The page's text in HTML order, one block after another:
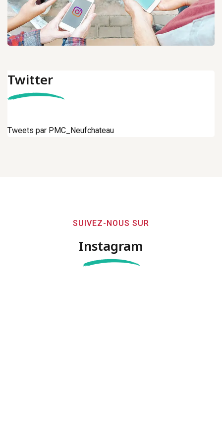
Twitter
Tweets par PMC_Neufchateau
SUIVEZ-NOUS SUR
Instagram